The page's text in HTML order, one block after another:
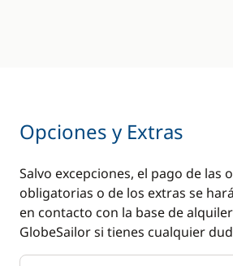
Opciones y Extras
Salvo excepciones, el pago de las
obligatorias o de los extras se
en contacto con la base de
GlobeSailor si tienes cualquier